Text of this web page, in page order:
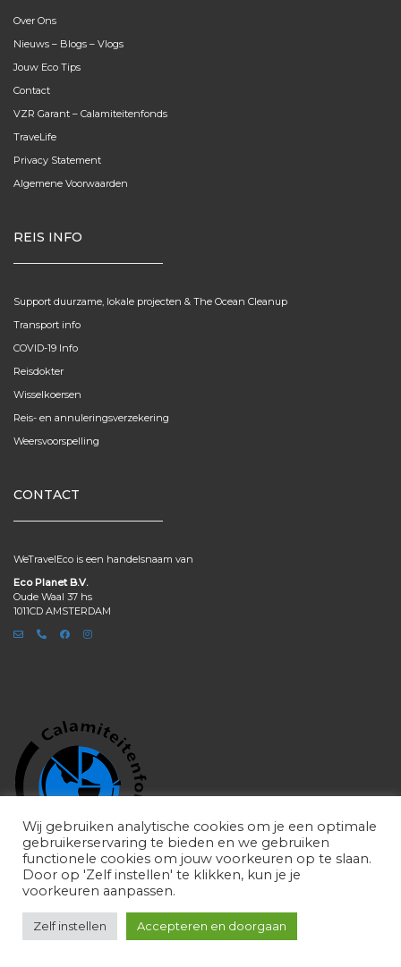
Over Ons
Nieuws – Blogs – Vlogs
Jouw Eco Tips
Contact
VZR Garant – Calamiteitenfonds
TraveLife
Privacy Statement
Algemene Voorwaarden
REIS INFO
Support duurzame, lokale projecten & The Ocean Cleanup
Transport info
COVID-19 Info
Reisdokter
Wisselkoersen
Reis- en annuleringsverzekering
Weersvoorspelling
CONTACT
WeTravelEco is een handelsnaam van
Eco Planet B.V.
Oude Waal 37 hs
1011CD AMSTERDAM
Wij gebruiken analytische cookies om je een optimale
gebruikerservaring te bieden en we gebruiken
functionele cookies om jouw voorkeuren op te slaan.
Door op 'Zelf instellen' te klikken, kun je je
voorkeuren aanpassen.
Zelf instellen Accepteren en doorgaan